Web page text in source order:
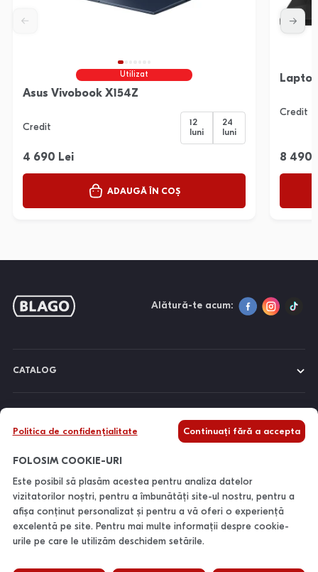
Utilizat
Asus Vivobook X154Z
Credit
12
luni
24
luni
4 690 Lei
ADAUGĂ ÎN COȘ
Credit
8 490
Alătură-te acum:
CATALOG
INFORMAȚII
CONTACTE
Politica de confidențialitate Continuați fără a accepta
FOLOSIM COOKIE-URI
Este posibil să plasăm acestea pentru analiza datelor
vizitatorilor noștri, pentru a îmbunătăți site-ul nostru, pentru a
afișa conținut personalizat și pentru a vă oferi o experiență
excelentă pe site. Pentru mai multe informații despre cookie-
urile pe care le utilizăm deschidem setările.